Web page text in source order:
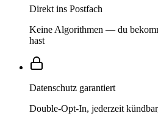
Direkt ins Postfach
Keine Algorithmen — du
hast
Datenschutz garantiert
Double-Opt-In, jederzeit